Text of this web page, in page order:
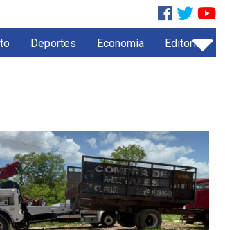
Deportes Economía Editorial